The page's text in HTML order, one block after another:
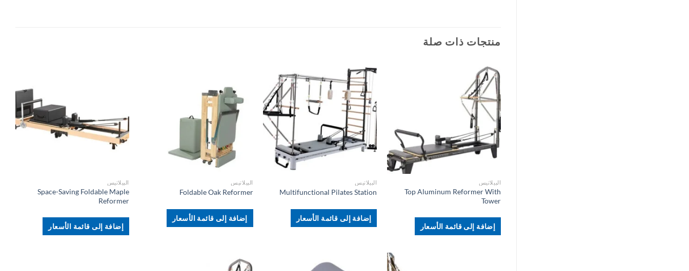
منتجات ذات صلة
+
البيلاتيس
Top Aluminum Reformer With
Tower
إضافة إلى قائمة الأسعار
+
البيلاتيس
Multifunctional Pilates Station
إضافة إلى قائمة الأسعار
البيلاتيس
Foldable Oak Reformer
إضافة إلى قائمة الأسعار
البيلاتيس
Space-Saving Foldable Maple
Reformer
إضافة إلى قائمة الأسعار